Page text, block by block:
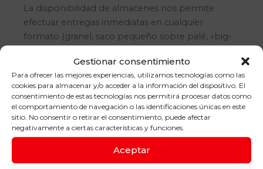
Gestionar consentimiento
Para ofrecer las mejores experiencias, utilizamos tecnologías como las
cookies para almacenar y/o acceder a la información del dispositivo. El
consentimiento de estas tecnologías nos permitirá procesar datos como
el comportamiento de navegación o las identificaciones únicas en este
sitio. No consentir o retirar el consentimiento, puede afectar
negativamente a ciertas características y funciones.
Aceptar
La disponibilidad de almacenes nos permite
efectuar entregas inmediatas en cualquier
formato (granel, saco pequeño sobre palé, «big-
almacenaje de 6000 toneladas de producto
terminado y 10.000 de materias primas.
INDUSTRIAL
La disponibilidad de almacenes nos permite
efectuar entregas inmediatas en cualquier
formato (granel, saco pequeño sobre palé, «big-